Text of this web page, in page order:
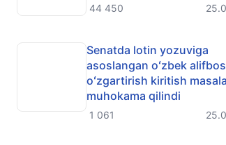
44 450
Senatda lotin yozuviga
asoslangan oʻzbek
oʻzgartirish kiritish
muhokama qilindi
1 061